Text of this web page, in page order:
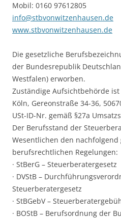
Mobil: 0160 97612805
info@stbvonwitzenhausen.de
www.stbvonwitzenhausen.de
Die gesetzliche
der Bundesrepublik
Westfalen) erworben.
Zuständige Aufsichtbehörde
Köln, Gereonstraße 34-36,
USt-ID-Nr. gemäß §27a
Der Berufsstand der
Wesentlichen den nachfolgend
berufsrechtlichen Regelungen:
· StBerG – Steuerberatergesetz
· DVStB –
Steuerberatergesetz
· StBGebV –
· BOStB – Berufsordnung der